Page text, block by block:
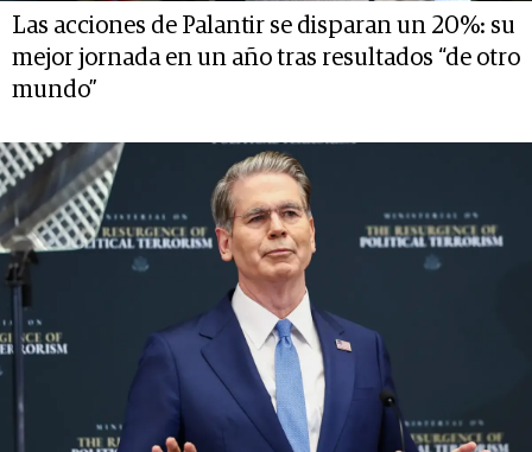
Las acciones de Palantir se disparan un 20%: su
mejor jornada en un año tras resultados “de otro
mundo”